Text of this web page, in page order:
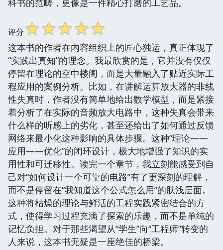
科书的范畴，更像是一件精心打磨的工艺品。
评分☆☆☆☆☆
这本书的作者在内容组织上的匠心独运，真正体现了
“实践出真知”的理念。我最欣赏的是，它并没有仅仅
停留在理论的空中楼阁，而是大量融入了贴近实际工
程应用的案例分析。比如，在讲解运算放大器的非线
性失真时，作者没有简单地给出数学模型，而是紧接
着分析了在实际的音频放大电路中，这种失真会带来
什么样的听感上的劣化，甚至还给出了如何通过反馈
网络来最小化这种影响的具体步骤。这种“理论——
应用——优化”的闭环设计，极大地增强了知识的实
用性和可迁移性。读完一个章节，我立刻能感受到自
己对“如何设计一个可靠的电路”有了更深刻的理解，
而不是停留在“我知道这个公式怎么用”的肤浅层面。
这种将枯燥的理论与鲜活的工程实践紧密结合的方
式，使得学习过程充满了探索的乐趣，而不是单纯的
记忆负担。对于那些渴望从“学生”向“工程师”转变的
人来说，这本书无疑是一座绝佳的桥梁。